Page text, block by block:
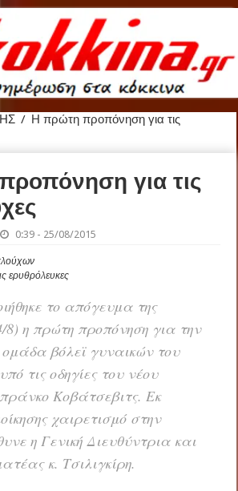
/ Η πρώτη προπόνηση για τις
για τις
0:39 - 25/08/2015
ερυθρόλευκες
το απόγευμα της
8) η πρώτη προπόνηση για την
βόλεϊ γυναικών του
τις οδηγίες του νέου
Κοβάτσεβιτς. Εκ
χαιρετισμό στην
η Γενική Διευθύντρια και
κ. Τσιλιγκίρη.